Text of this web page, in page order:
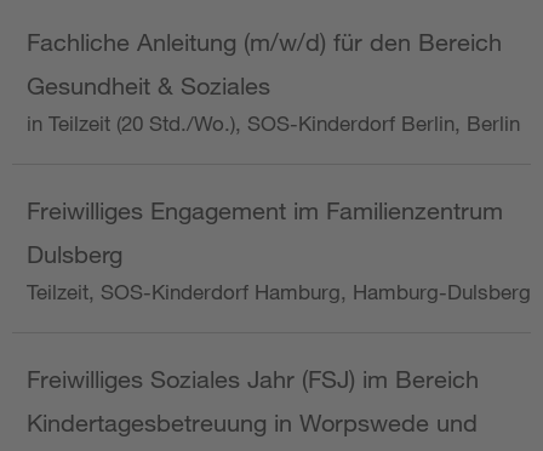
Fachliche Anleitung (m/w/d) für den Bereich
Gesundheit & Soziales
in Teilzeit (20 Std./Wo.), SOS-Kinderdorf Berlin, Berlin
Freiwilliges Engagement im Familienzentrum
Dulsberg
Teilzeit, SOS-Kinderdorf Hamburg, Hamburg-Dulsberg
Freiwilliges Soziales Jahr (FSJ) im Bereich
Kindertagesbetreuung in Worpswede und